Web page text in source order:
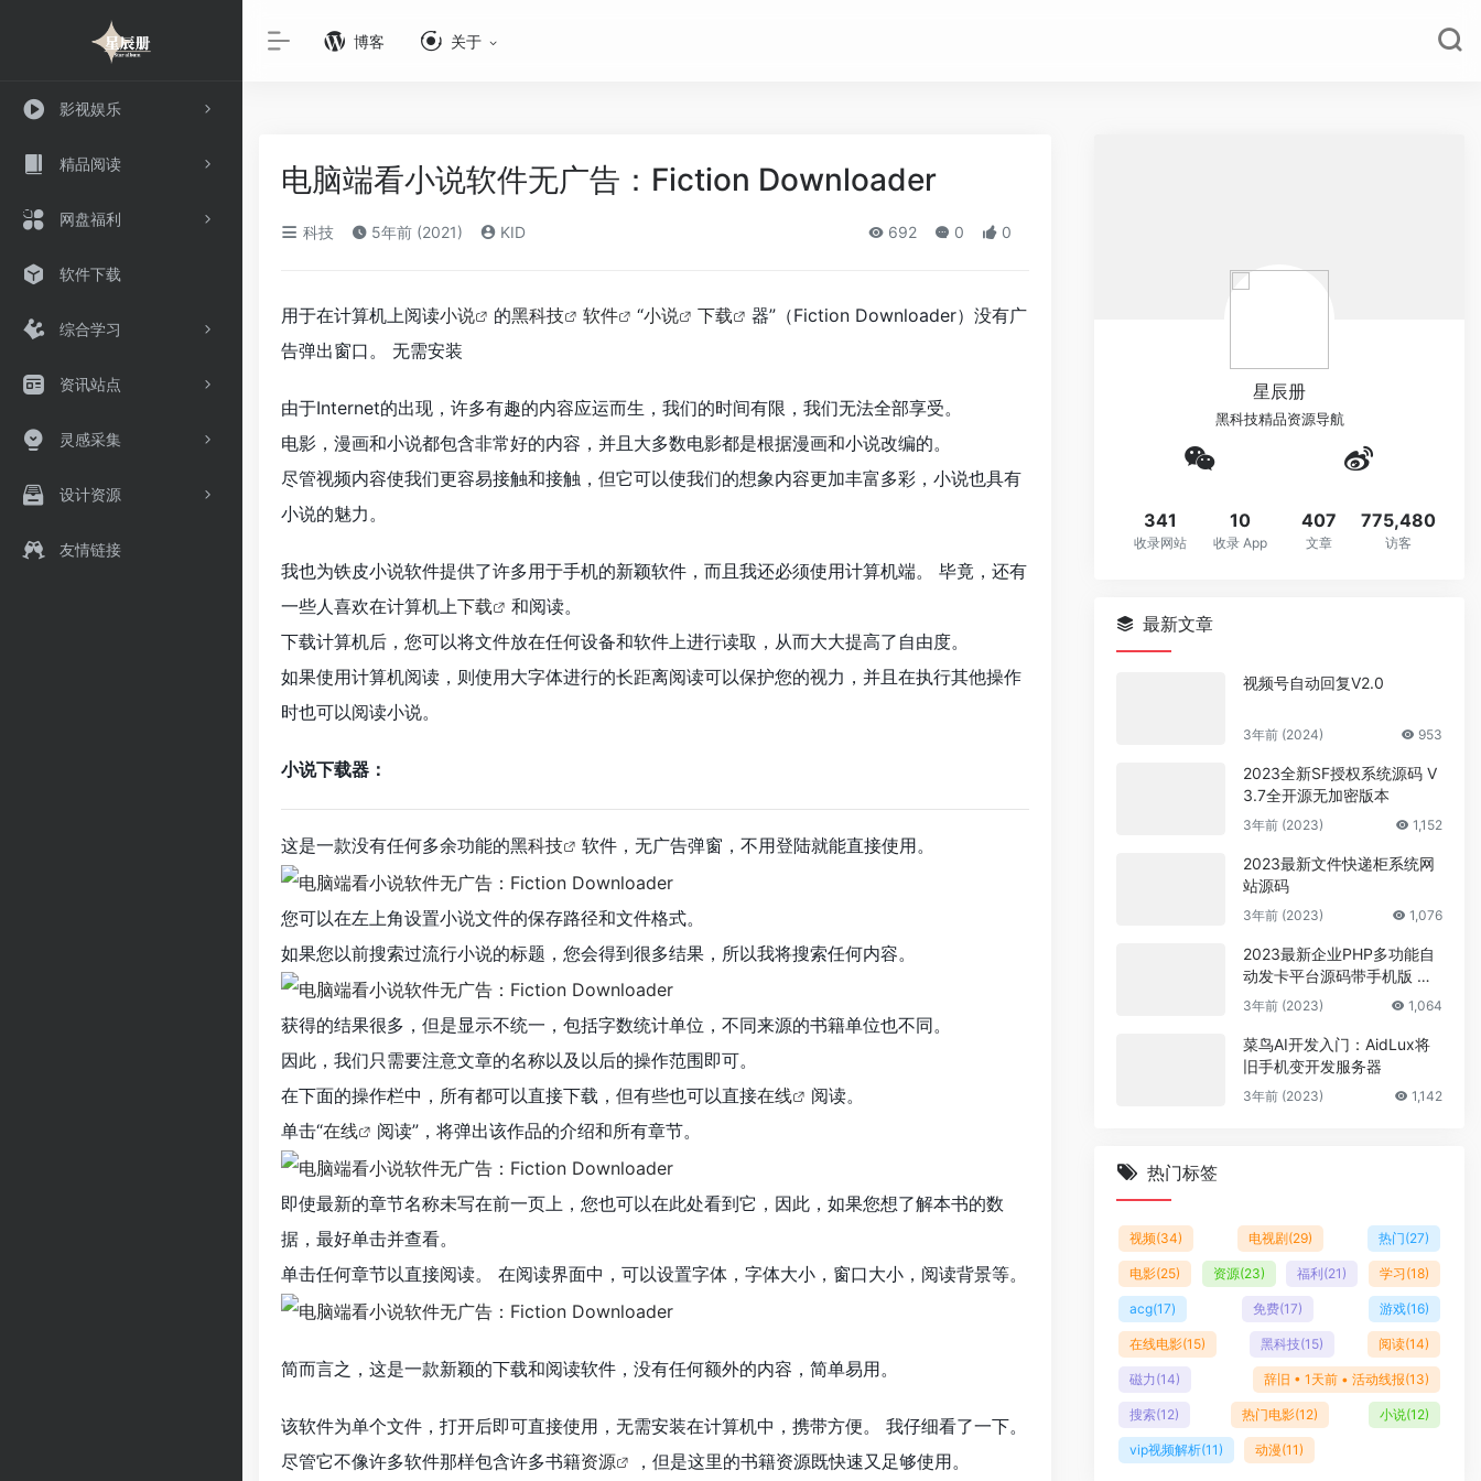
影视娱乐
精品阅读
网盘福利
软件下载
综合学习
资讯站点
灵感采集
设计资源
友情链接
博客 关于
电脑端看小说软件无广告：Fiction Downloader
科技 5年前 (2021) KID 692 0 0
用于在计算机上阅读小说 的黑科技 软件 “小说 下载
器”（Fiction Downloader）没有广
告弹出窗口。 无需安装
由于Internet的出现，许多有趣的内容应运而生，我们的时间有限，我们无法全部享受。
电影，漫画和小说都包含非常好的内容，并且大多数电影都是根据漫画和小说改编的。
尽管视频内容使我们更容易接触和接触，但它可以使我们的想象内容更加丰富多彩，小说也具有
小说的魅力。
我也为铁皮小说软件提供了许多用于手机的新颖软件，而且我还必须使用计算机端。 毕竟，还有
一些人喜欢在计算机上下载
和阅读。
下载计算机后，您可以将文件放在任何设备和软件上进行读取，从而大大提高了自由度。
如果使用计算机阅读，则使用大字体进行的长距离阅读可以保护您的视力，并且在执行其他操作
时也可以阅读小说。
小说下载器：
这是一款没有任何多余功能的黑科技 软件，无广告弹窗，不用登陆就能直接使用。
您可以在左上角设置小说文件的保存路径和文件格式。
如果您以前搜索过流行小说的标题，您会得到很多结果，所以我将搜索任何内容。
获得的结果很多，但是显示不统一，包括字数统计单位，不同来源的书籍单位也不同。
因此，我们只需要注意文章的名称以及以后的操作范围即可。
在下面的操作栏中，所有都可以直接下载，但有些也可以直接在线
阅读。
单击“在线 阅读”，将弹出该作品的介绍和所有章节。
即使最新的章节名称未写在前一页上，您也可以在此处看到它，因此，如果您想了解本书的数
据，最好单击并查看。
单击任何章节以直接阅读。 在阅读界面中，可以设置字体，字体大小，窗口大小，阅读背景等。
简而言之，这是一款新颖的下载和阅读软件，没有任何额外的内容，简单易用。
该软件为单个文件，打开后即可直接使用，无需安装在计算机中，携带方便。 我仔细看了一下。
尽管它不像许多软件那样包含许多书籍资源 ，但是这里的书籍资源既快速又足够使用。
星辰册
黑科技精品资源导航
341
收录网站
10
收录 App
407
文章
775,480
访客
最新文章
视频号自动回复V2.0
3年前 (2024) 953
2023全新SF授权系统源码 V
3.7全开源无加密版本
3年前 (2023) 1,152
2023最新文件快递柜系统网
站源码
3年前 (2023) 1,076
2023最新企业PHP多功能自
动发卡平台源码带手机版 带
多套商户模板
3年前 (2023) 1,064
菜鸟AI开发入门：AidLux将
旧手机变开发服务器
3年前 (2023) 1,142
热门标签
视频(34) 电视剧(29) 热门(27)
电影(25) 资源(23) 福利(21) 学习(18)
acg(17) 免费(17) 游戏(16)
在线电影(15) 黑科技(15) 阅读(14)
磁力 (14) 辞旧 • 1天前 • 活动线报(13)
搜索(12) 热门电影(12) 小说(12)
vip视频解析(11) 动漫(11)